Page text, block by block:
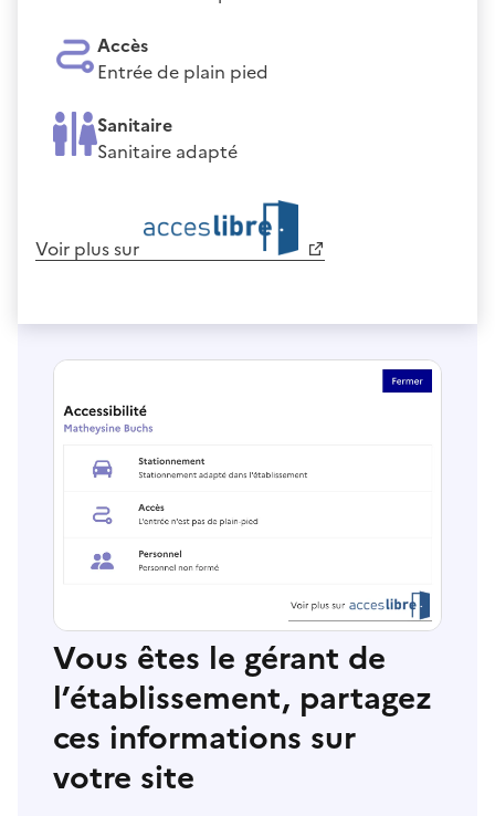
Accès
Entrée de plain pied
Sanitaire
Sanitaire adapté
Voir plus sur
Vous êtes le gérant de
l’établissement, partagez
ces informations sur
votre site